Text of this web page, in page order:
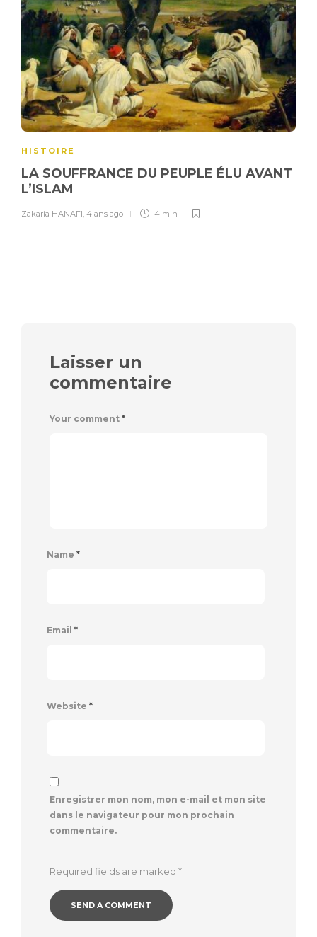
HISTOIRE
LA SOUFFRANCE DU PEUPLE ÉLU AVANT
L’ISLAM
Zakaria HANAFI, 4 ans ago 4 min
Laisser un
commentaire
Your comment *
Name *
Email *
Website *
Enregistrer mon nom, mon e-mail et mon site
dans le navigateur pour mon prochain
commentaire.
Required fields are marked *